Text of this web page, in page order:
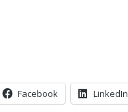
Facebook LinkedIn